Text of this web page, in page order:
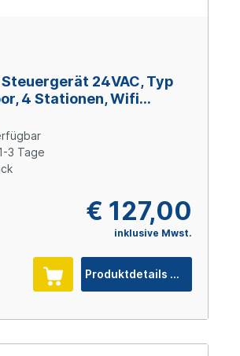
Steuergerät 24VAC, Typ
4 Stationen, Wifi
3 Tage
€ 127,00
inklusive Mwst.
Produktdetails